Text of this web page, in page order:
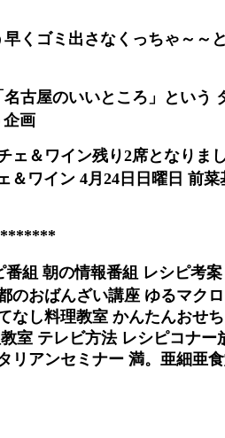
くゴミ出さなくっちゃ～～
古屋のいいところ」という
企画
ェ＆ワイン残り2席となりま
＆ワイン 4月24日日曜日 前菜
組 朝の情報番組 レシピ考案
のおばんざい講座 ゆるマク
なし料理教室 かんたんおせ
室 テレビ方法 レシピコナー
リアンセミナー 満。亜細亜